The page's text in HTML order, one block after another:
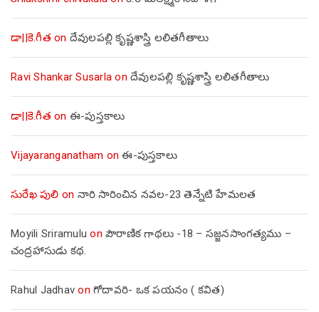
డా||కె.గీత on దేవులపల్లి కృష్ణశాస్త్రి లలితగీతాలు
Ravi Shankar Susarla on దేవులపల్లి కృష్ణశాస్త్రి లలితగీతాలు
డా||కె.గీత on ఈ-పుస్తకాలు
Vijayaranganatham onఈ-పుస్తకాలు
సురేఖ పులి on నారి సారించిన నవల-23 తెన్నేటి హేమలత
Moyili Sriramulu on పౌరాణిక గాథలు -18 – సజ్జనసాంగత్యము –
చంద్రహాసుడు కథ.
Rahul Jadhav on గోదావరి- ఒక పయనం ( కవిత)